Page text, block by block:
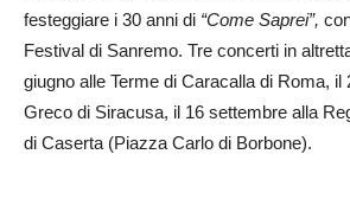
festeggiare i 30 anni di “Come Saprei”,
Festival di Sanremo. Tre concerti in
giugno alle Terme di Caracalla di Roma, il
Greco di Siracusa, il 16 settembre alla
di Caserta (Piazza Carlo di Borbone).